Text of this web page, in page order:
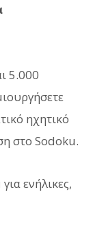
5.000
ηχητικό
στο Sodoku.
ενήλικες,